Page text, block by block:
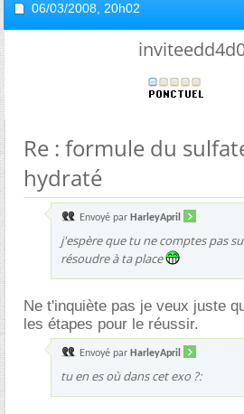
06/03/2008, 20h02
Re : formule du
hydraté
Envoyé par HarleyApril
j'espère que tu ne comptes pas
résoudre à ta place
Ne t'inquiète pas je veux juste
les étapes pour le réussir.
Envoyé par HarleyApril
tu en es où dans cet exo ?: